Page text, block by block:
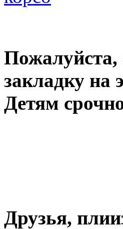
Пожалуйста,
закладку на
Детям
Друзья,